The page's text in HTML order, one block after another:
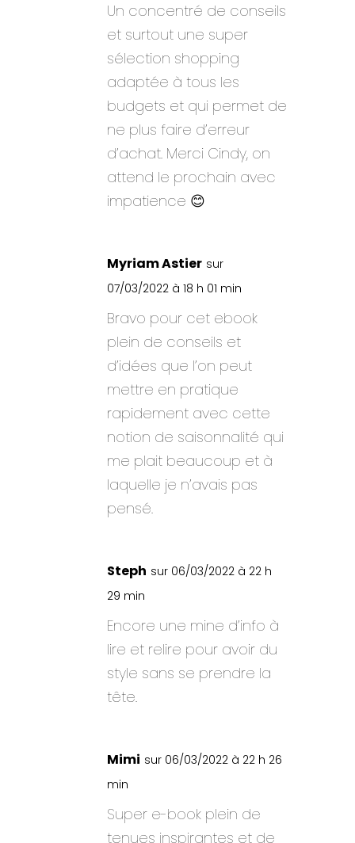
Un concentré de conseils
et surtout une super
sélection shopping
adaptée à tous les
budgets et qui permet de
ne plus faire d’erreur
d’achat. Merci Cindy, on
attend le prochain avec
impatience 😊
Myriam Astier sur
07/03/2022 à 18 h 01 min
Bravo pour cet ebook
plein de conseils et
d’idées que l’on peut
mettre en pratique
rapidement avec cette
notion de saisonnalité qui
me plait beaucoup et à
laquelle je n’avais pas
pensé.
Steph sur 06/03/2022 à 22 h
29 min
Encore une mine d’info à
lire et relire pour avoir du
style sans se prendre la
tête.
Mimi sur 06/03/2022 à 22 h 26
min
Super e-book plein de
tenues inspirantes et de